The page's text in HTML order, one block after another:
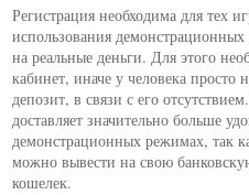
Регистрация необходима для тех
использования
на реальные деньги. Для этого
кабинет, иначе у человека просто
депозит, в связи с его
доставляет значительно больше
демонстрационных режимах, так
можно вывести на свою
кошелек.